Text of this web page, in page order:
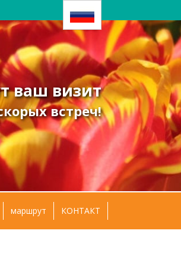
ваш визит
встреч!
маршрут КОНТАКТ